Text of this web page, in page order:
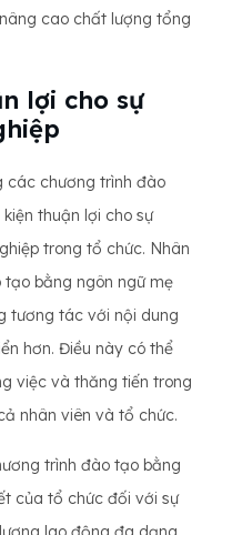
cao chất lượng tổng
lợi cho sự
các chương trình đào
thuận lợi cho sự
trong tổ chức. Nhân
bằng ngôn ngữ mẹ
tương tác với nội dung
hơn. Điều này có thể
việc và thăng tiến trong
nhân viên và tổ chức.
trình đào tạo bằng
của tổ chức đối với sự